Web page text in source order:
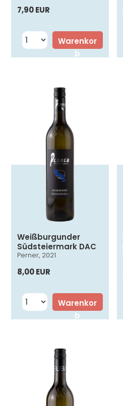
7,90 EUR
Warenkor
b
Weißburgunder
Südsteiermark DAC
Perner, 2021
8,00 EUR
Warenkor
b